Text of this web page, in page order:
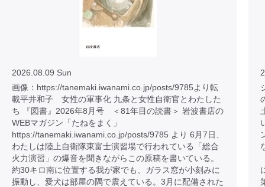
2026.08.09 Sun
画像：https://tanemaki.iwanami.co.jp/posts/9785より転
載平井和子 女性の軍事化 九条と女性自衛官とわたした
ち 『図書』2026年8月号 ＜81年目の読書＞ 岩波書店の
WEBマガジン「たねをまく」
https://tanemaki.iwanami.co.jp/posts/9785 より 6月7日、
わたしは陸上自衛隊東富士演習場で行われている「総合
火力演習」の爆音を聞きながらこの原稿を書いている。
約30キロ南に位置する我が家でも、ガラス窓が小刻みに
振動し、愛犬は部屋の隅で震えている。3月に配備された